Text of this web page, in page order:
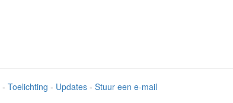
- Toelichting - Updates- Stuur een e-mail